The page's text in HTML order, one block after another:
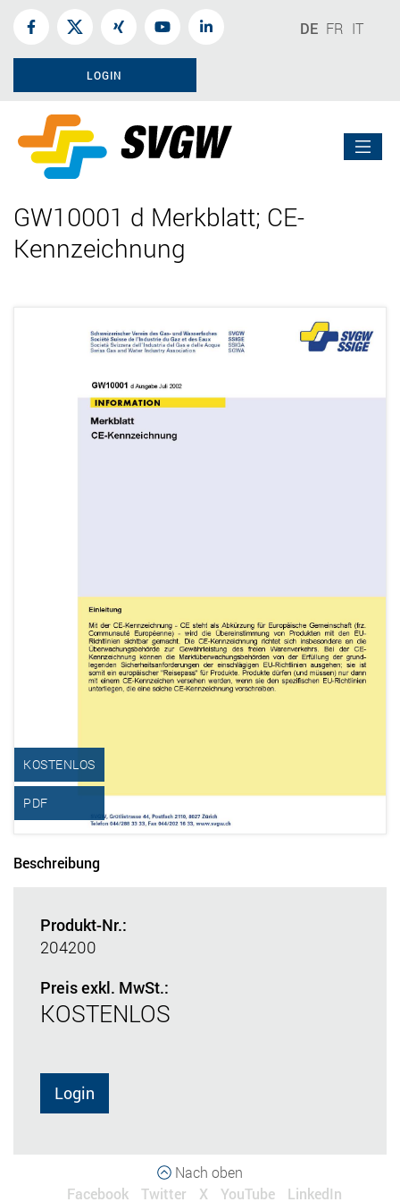
DE FR IT
LOGIN
GW10001 d Merkblatt; CE-
Kennzeichnung
KOSTENLOS
PDF
Beschreibung
Produkt-Nr.:
204200
Preis exkl. MwSt.:
KOSTENLOS
Login
Nach oben
Facebook
Twitter X YouTube LinkedIn